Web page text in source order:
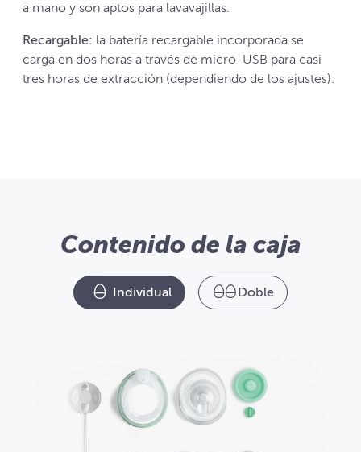
a mano y son aptos para lavavajillas.
Recargable: la batería recargable incorporada se
carga en dos horas a través de micro-USB para casi
tres horas de extracción (dependiendo de los ajustes).
Contenido de la caja
Individual Doble